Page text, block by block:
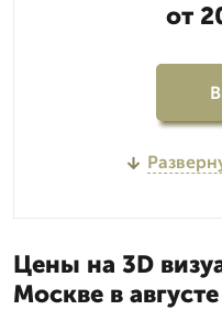
от
Цены на 3D
Москве в